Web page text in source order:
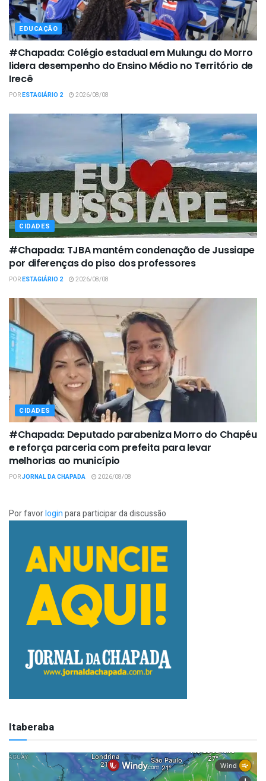
EDUCAÇÃO
#Chapada: Colégio estadual em Mulungu do Morro
lidera desempenho do Ensino Médio no Território de
Irecê
PORESTAGIÁRIO 2 2026/08/08
CIDADES
#Chapada: TJBA mantém condenação de Jussiape
por diferenças do piso dos professores
PORESTAGIÁRIO 2 2026/08/08
CIDADES
#Chapada: Deputado parabeniza Morro do Chapéu
e reforça parceria com prefeita para levar
melhorias ao município
PORJORNAL DA CHAPADA 2026/08/08
Por favorloginpara participar da discussão
Itaberaba